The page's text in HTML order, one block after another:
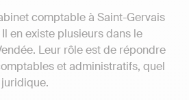
comptable à Saint-Gervais
en existe plusieurs dans le
Leur rôle est de répondre
et administratifs, quel